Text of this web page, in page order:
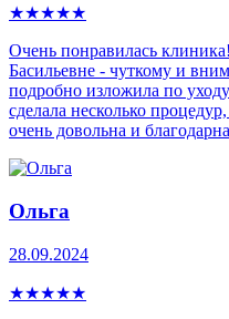
★★★★★
Очень понравилась
Басильевне - чуткому и
подробно изложила по
сделала несколько
очень довольна и
Ольга
28.09.2024
★★★★★